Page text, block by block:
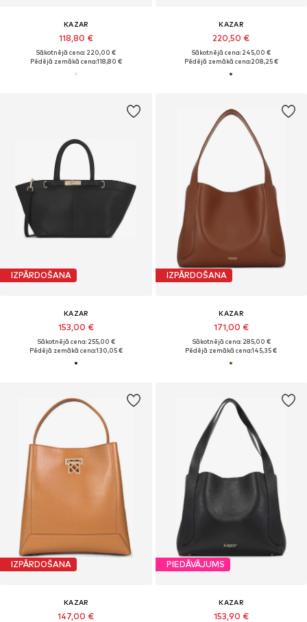
KAZAR
118,80 €
Sākotnējā cena: 220,00 €
Pēdējā zemākā cena:118,80 €
KAZAR
220,50 €
Sākotnējā cena: 245,00 €
Pēdējā zemākā cena:208,25 €
IZPĀRDOŠANA
KAZAR
153,00 €
Sākotnējā cena: 255,00 €
Pēdējā zemākā cena:130,05 €
IZPĀRDOŠANA
KAZAR
171,00 €
Sākotnējā cena: 285,00 €
Pēdējā zemākā cena:145,35 €
IZPĀRDOŠANA
KAZAR
147,00 €
PIEDĀVĀJUMS
KAZAR
153,90 €